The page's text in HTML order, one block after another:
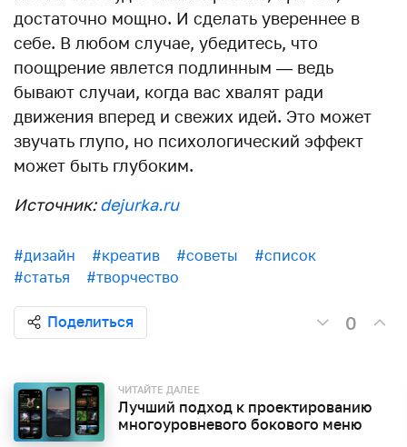
достаточно мощно. И сделать увереннее в
себе. В любом случае, убедитесь, что
поощрение явлется подлинным — ведь
бывают случаи, когда вас хвалят ради
движения вперед и свежих идей. Это может
звучать глупо, но психологический эффект
может быть глубоким.
Источник:dejurka.ru
#дизайн #креатив #советы
#список
#статья
#творчество
Поделиться 0
ЧИТАЙТЕ ДАЛЕЕ
Лучший подход к проектированию
многоуровневого бокового меню